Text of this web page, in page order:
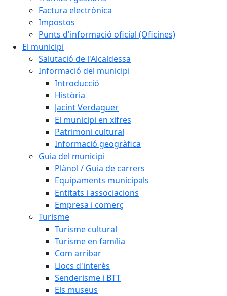
Factura electrònica
Impostos
Punts d'informació oficial (Oficines)
El municipi
Salutació de l'Alcaldessa
Informació del municipi
Introducció
Història
Jacint Verdaguer
El municipi en xifres
Patrimoni cultural
Informació geogràfica
Guia del municipi
Plànol / Guia de carrers
Equipaments municipals
Entitats i associacions
Empresa i comerç
Turisme
Turisme cultural
Turisme en família
Com arribar
Llocs d'interès
Senderisme i BTT
Els museus